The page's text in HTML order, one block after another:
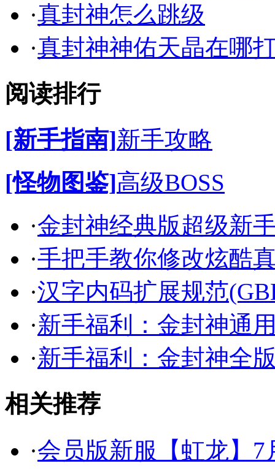
·真封神怎么跳级
·真封神神佑天晶在哪
阅读排行
[新手指南]新手攻略
[怪物图鉴]高级BOSS
·金封神经典版超级新
·手把手教你修改炫酷
·汉字内码扩展规范
·新手福利：金封神通
·新手福利：金封神全
相关推荐
·会员版新服【虹龙】7